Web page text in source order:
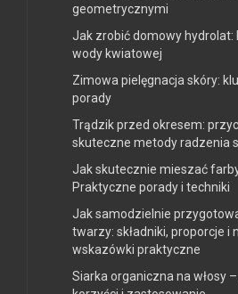
geometrycznymi
Jak zrobić domowy hydrolat:
wody kwiatowej
Zimowa pielęgnacja skóry:
porady
Trądzik przed okresem:
skuteczne metody radzenia
Jak skutecznie mieszać
Praktyczne porady i techniki
Jak samodzielnie
twarzy: składniki, proporcje i
wskazówki praktyczne
Siarka organiczna na włosy